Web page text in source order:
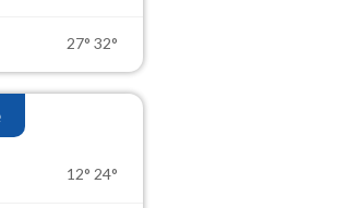
27° 32°
12° 24°